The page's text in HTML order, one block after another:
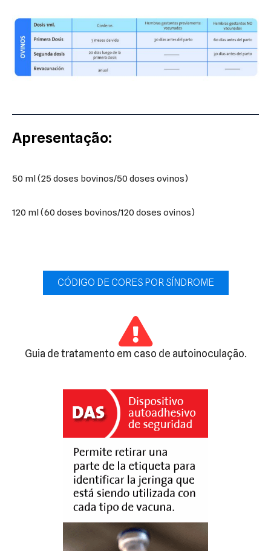
Apresentação:
50 ml (25 doses bovinos/50 doses ovinos)
120 ml (60 doses bovinos/120 doses ovinos)
CÓDIGO DE CORES POR SÍNDROME
Guia de tratamento em caso de autoinoculação.